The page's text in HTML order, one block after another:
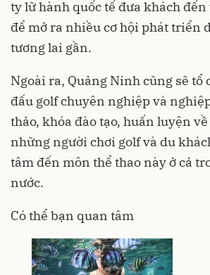
ty lữ hành quốc tế đưa khách
để mở ra nhiều cơ hội phát triển
tương lai gần.
Ngoài ra, Quảng Ninh cũng sẽ tổ
đấu golf chuyên nghiệp và
thảo, khóa đào tạo, huấn luyện
những người chơi golf và du
tâm đến môn thể thao này ở cả
nước.
Có thể bạn quan tâm